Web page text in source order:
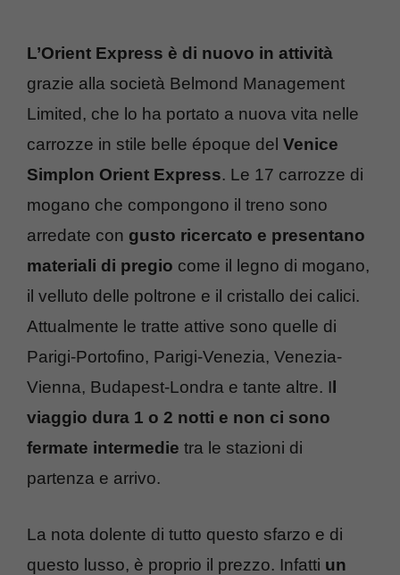
L’Orient Express è di nuovo in attività
grazie alla società Belmond Management
Limited, che lo ha portato a nuova vita nelle
carrozze in stile belle époque del Venice
Simplon Orient Express. Le 17 carrozze di
mogano che compongono il treno sono
arredate con gusto ricercato e presentano
materiali di pregio come il legno di mogano,
il velluto delle poltrone e il cristallo dei calici.
Attualmente le tratte attive sono quelle di
Parigi-Portofino, Parigi-Venezia, Venezia-
Vienna, Budapest-Londra e tante altre. I
viaggio dura 1 o 2 notti e non ci sono
fermate intermedie tra le stazioni di
partenza e arrivo.
La nota dolente di tutto questo sfarzo e di
questo lusso, è proprio il prezzo. Infatti un